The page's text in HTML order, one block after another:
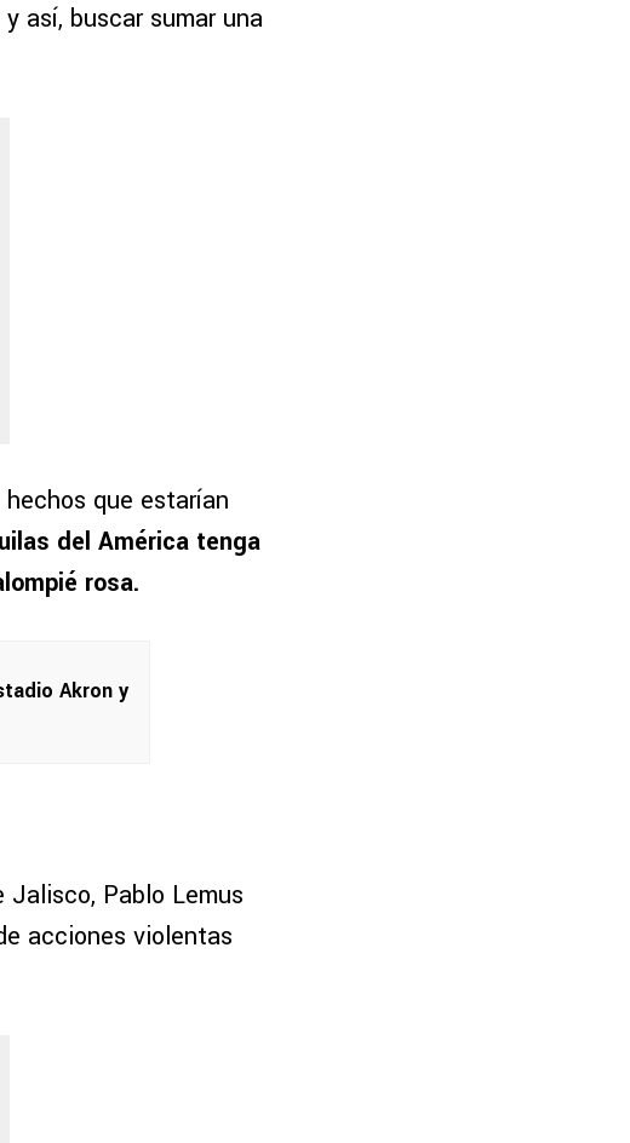
así, buscar sumar una
que estarían
del América tenga
rosa.
Akron y
Jalisco, Pablo Lemus
acciones violentas